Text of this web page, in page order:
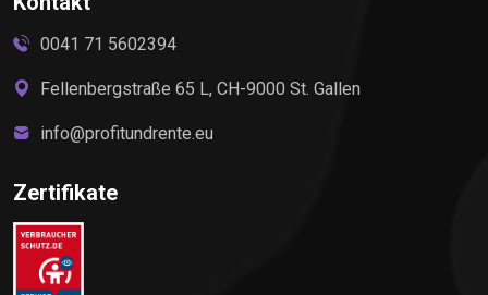
0041 71 5602394
Fellenbergstraße 65 L, CH-9000 St. Gallen
info@profitundrente.eu
Zertifikate